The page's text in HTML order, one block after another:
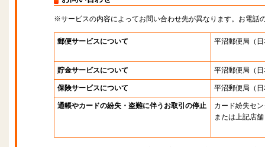
※サービスの内容によってお問い合わせ先が異なります。お電話
郵便サービスについて 平沼郵便局 （
貯金サービスについて 平沼郵便局 （
保険サービスについて 平沼郵便局 （
通帳やカードの紛失・盗難に伴うお取引の停止
カード紛失セ
または上記店舗